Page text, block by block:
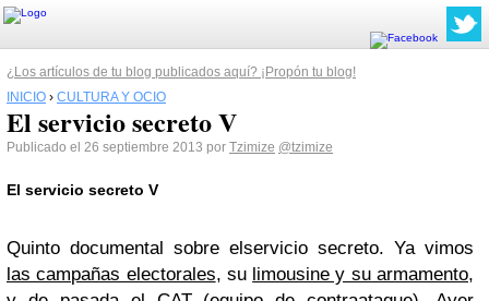
¿Los artículos de tu blog publicados aquí? ¡Propón tu blog!
INICIO › CULTURA Y OCIO
El servicio secreto V
Publicado el 26 septiembre 2013 por Tzimize @tzimize
El servicio secreto V
Quinto documental sobre elservicio secreto. Ya vimos
las campañas electorales, su limousine y su armamento,